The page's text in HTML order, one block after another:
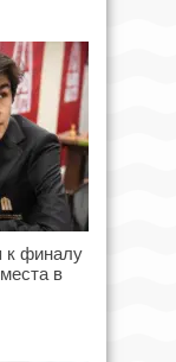
к финалу
в